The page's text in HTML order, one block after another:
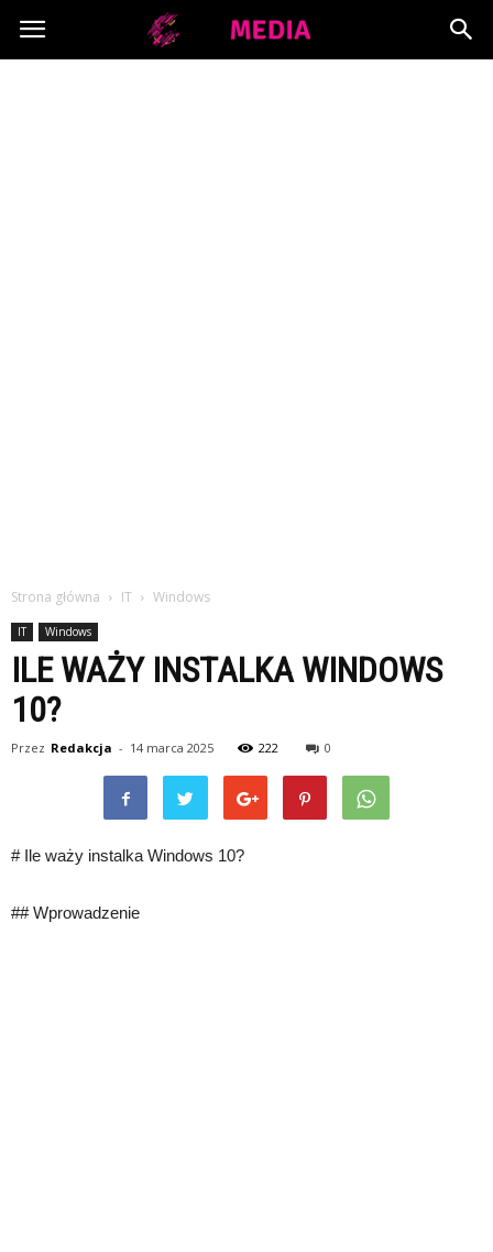
Copymedia.pl
Strona główna IT Windows
IT Windows
ILE WAŻY INSTALKA WINDOWS
10?
Przez Redakcja - 14 marca 2025 222 0
# Ile waży instalka Windows 10?
## Wprowadzenie